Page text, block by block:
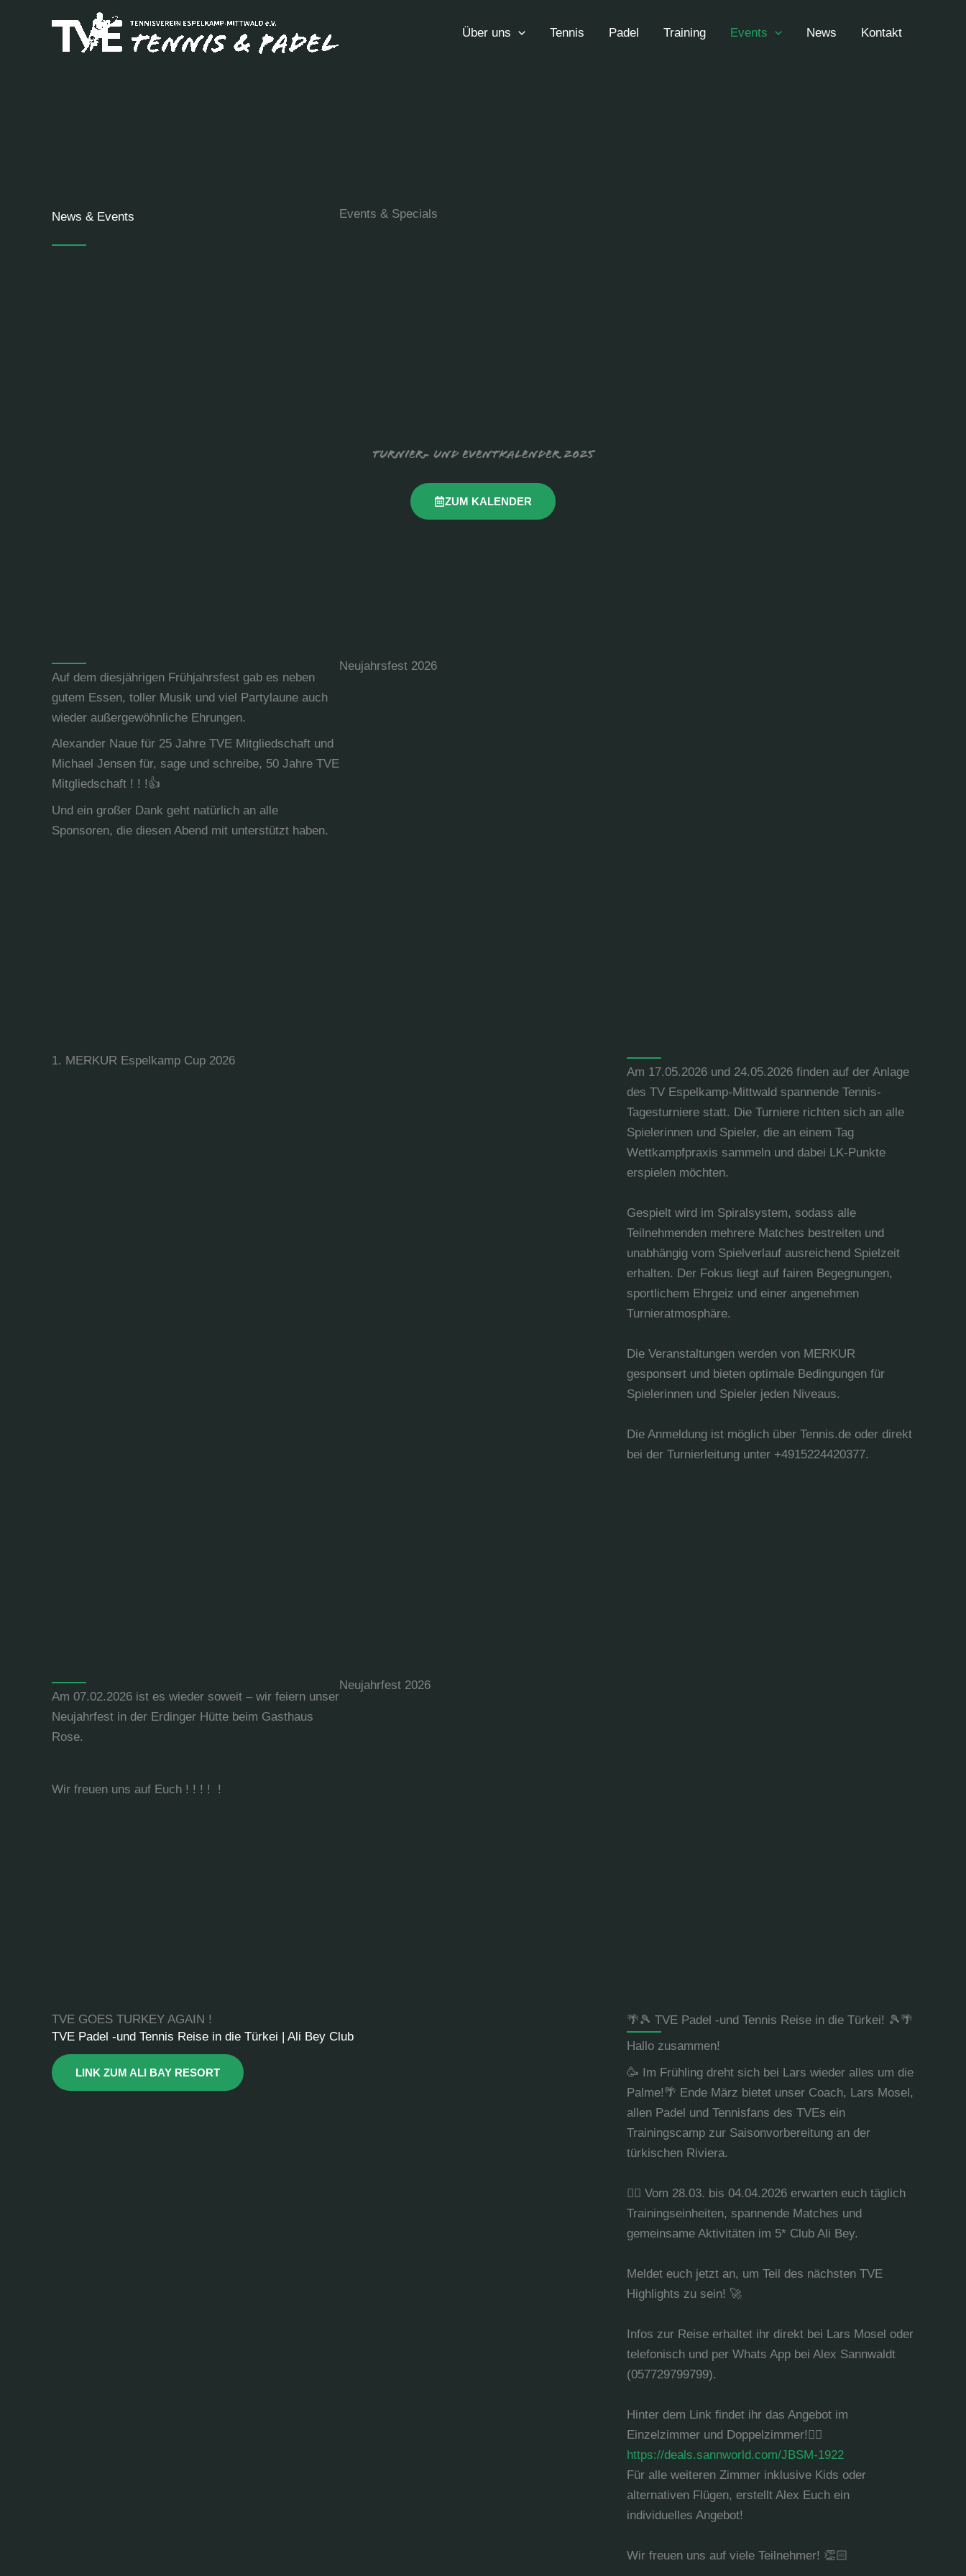
Über uns Tennis Padel Training Events News Kontakt
News & Events Events & Specials
Turnier- und Eventkalender 2025
ZUM KALENDER
Neujahrsfest 2026
Auf dem diesjährigen Frühjahrsfest gab es neben
gutem Essen, toller Musik und viel Partylaune auch
wieder außergewöhnliche Ehrungen.
Alexander Naue für 25 Jahre TVE Mitgliedschaft und
Michael Jensen für, sage und schreibe, 50 Jahre TVE
Mitgliedschaft ! ! !👍
Und ein großer Dank geht natürlich an alle
Sponsoren, die diesen Abend mit unterstützt haben.
1. MERKUR Espelkamp Cup 2026
Am 17.05.2026 und 24.05.2026 finden auf der Anlage
des TV Espelkamp-Mittwald spannende Tennis-
Tagesturniere statt. Die Turniere richten sich an alle
Spielerinnen und Spieler, die an einem Tag
Wettkampfpraxis sammeln und dabei LK-Punkte
erspielen möchten.
Gespielt wird im Spiralsystem, sodass alle
Teilnehmenden mehrere Matches bestreiten und
unabhängig vom Spielverlauf ausreichend Spielzeit
erhalten. Der Fokus liegt auf fairen Begegnungen,
sportlichem Ehrgeiz und einer angenehmen
Turnieratmosphäre.
Die Veranstaltungen werden von MERKUR
gesponsert und bieten optimale Bedingungen für
Spielerinnen und Spieler jeden Niveaus.
Die Anmeldung ist möglich über Tennis.de oder direkt
bei der Turnierleitung unter +4915224420377.
Neujahrfest 2026
Am 07.02.2026 ist es wieder soweit – wir feiern unser
Neujahrfest in der Erdinger Hütte beim Gasthaus
Rose.
Wir freuen uns auf Euch ! ! ! ! !
TVE GOES TURKEY AGAIN !
TVE Padel -und Tennis Reise in die Türkei | Ali Bey Club
LINK ZUM ALI BAY RESORT
🌴🎾 TVE Padel -und Tennis Reise in die Türkei! 🎾🌴
Hallo zusammen!
🥳 Im Frühling dreht sich bei Lars wieder alles um die
Palme!🌴 Ende März bietet unser Coach, Lars Mosel,
allen Padel und Tennisfans des TVEs ein
Trainingscamp zur Saisonvorbereitung an der
türkischen Riviera.
👉🏻 Vom 28.03. bis 04.04.2026 erwarten euch täglich
Trainingseinheiten, spannende Matches und
gemeinsame Aktivitäten im 5* Club Ali Bey.
Meldet euch jetzt an, um Teil des nächsten TVE
Highlights zu sein! 🚀
Infos zur Reise erhaltet ihr direkt bei Lars Mosel oder
telefonisch und per Whats App bei Alex Sannwaldt
(057729799799).
Hinter dem Link findet ihr das Angebot im
Einzelzimmer und Doppelzimmer!👉🏻
https://deals.sannworld.com/JBSM-1922
Für alle weiteren Zimmer inklusive Kids oder
alternativen Flügen, erstellt Alex Euch ein
individuelles Angebot!
Wir freuen uns auf viele Teilnehmer! 👏🏻